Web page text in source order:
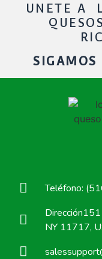
UNETE A
SIGAMOS
Teléfono:
NY 11717,